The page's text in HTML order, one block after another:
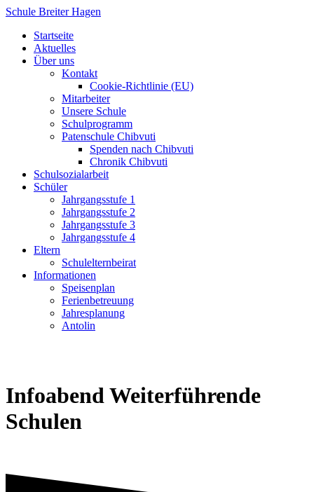
Zum
springen
Schule Breiter Hagen
Startseite
Aktuelles
Über uns
Kontakt
Cookie-Richtlinie (EU)
Mitarbeiter
Unsere Schule
Schulprogramm
Patenschule Chibvuti
Spenden nach Chibvuti
Chronik Chibvuti
Schulsozialarbeit
Schüler
Jahrgangsstufe 1
Jahrgangsstufe 2
Jahrgangsstufe 3
Jahrgangsstufe 4
Eltern
Schulelternbeirat
Informationen
Speisenplan
Ferienbetreuung
Jahresplanung
Antolin
Infoabend Weiterführende
Schulen